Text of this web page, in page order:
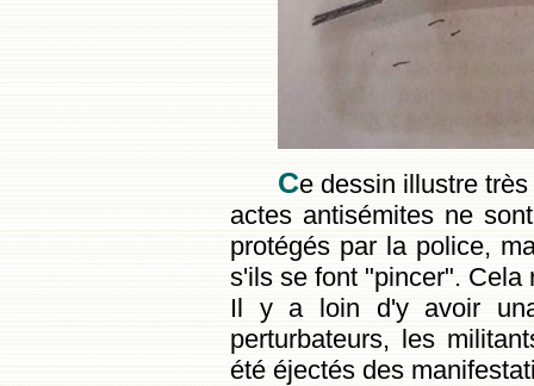
Ce dessin illustre
actes antisémites ne
protégés par la police,
s'ils se font "pincer". Cela
Il y a loin d'y avoir
perturbateurs, les
été éjectés des